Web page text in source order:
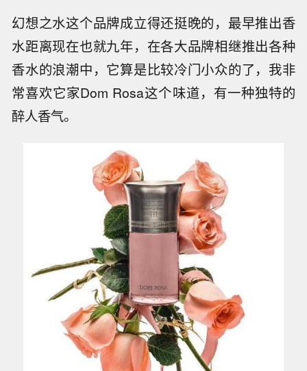
幻想之水这个品牌成立得还挺晚的，最早推出香
水距离现在也就九年，在各大品牌相继推出各种
香水的浪潮中，它算是比较冷门小众的了，我非
常喜欢它家Dom Rosa这个味道，有一种独特的
醉人香气。